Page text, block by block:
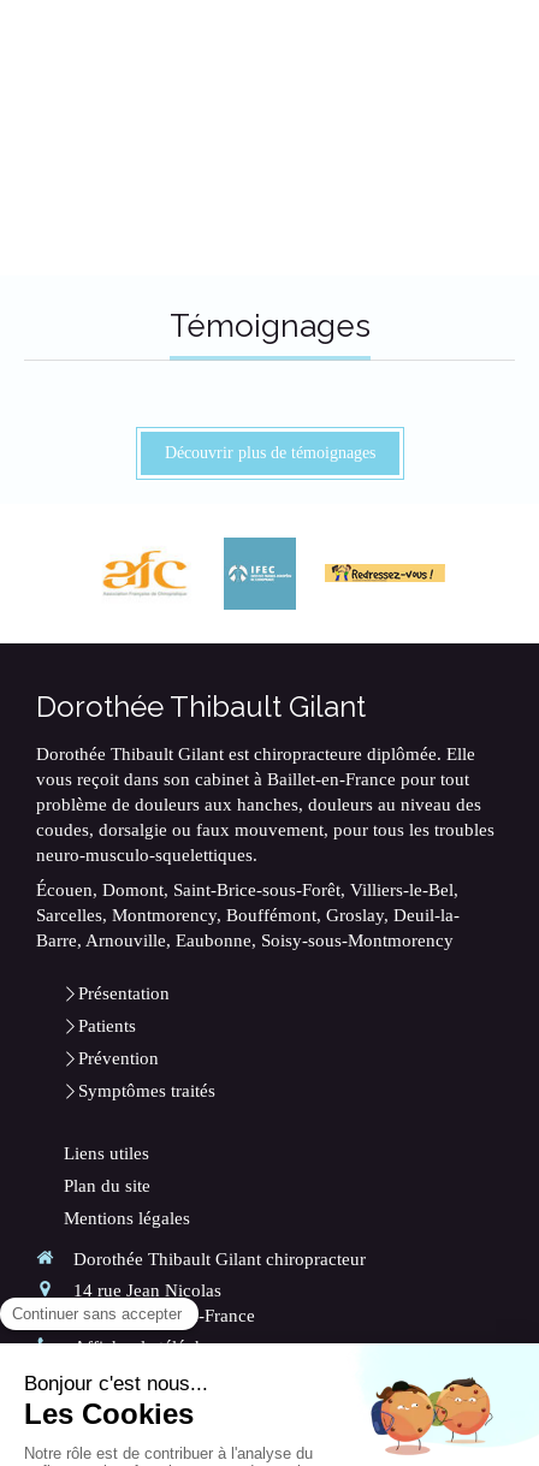
Témoignages
Découvrir plus de témoignages
Dorothée Thibault Gilant
Dorothée Thibault Gilant est chiropracteure diplômée. Elle
vous reçoit dans son cabinet à Baillet-en-France pour tout
problème de douleurs aux hanches, douleurs au niveau des
coudes, dorsalgie ou faux mouvement, pour tous les troubles
neuro-musculo-squelettiques.
Écouen, Domont, Saint-Brice-sous-Forêt, Villiers-le-Bel,
Sarcelles, Montmorency, Bouffémont, Groslay, Deuil-la-
Barre, Arnouville, Eaubonne, Soisy-sous-Montmorency
Présentation
Patients
Prévention
Symptômes traités
Liens utiles
Plan du site
Mentions légales
Dorothée Thibault Gilant chiropracteur
14 rue Jean Nicolas
95560 Baillet-en-France
Afficher le téléphone
LesLundi ,Mardi,Jeudi à13het de
14h30à19h
LeSamedi de8h30à13h